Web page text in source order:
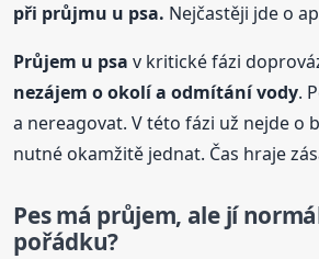
při průjmu u psa. Nejčastěji jde o
Průjem u psa v kritické fázi
nezájem o okolí a odmítání vody.
a nereagovat. V této fázi už nejde o
nutné okamžitě jednat. Čas hraje
Pes má průjem, ale jí
pořádku?